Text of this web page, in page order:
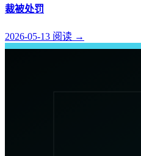
裁被处罚
2026-05-13 阅读 →